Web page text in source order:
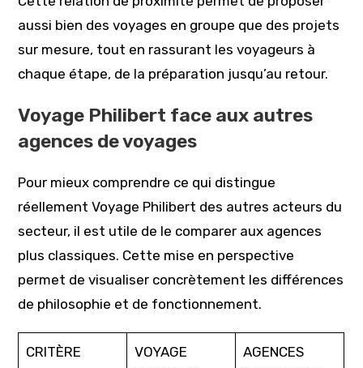
aussi bien des voyages en groupe que des projets
sur mesure, tout en rassurant les voyageurs à
chaque étape, de la préparation jusqu’au retour.
Voyage Philibert face aux autres
agences de voyages
Pour mieux comprendre ce qui distingue
réellement Voyage Philibert des autres acteurs du
secteur, il est utile de le comparer aux agences
plus classiques. Cette mise en perspective
permet de visualiser concrètement les différences
de philosophie et de fonctionnement.
CRITÈRE
VOYAGE
AGENCES